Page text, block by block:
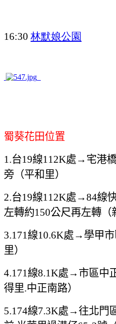
16:30 林默娘公園
蜀葵花田位置
1.台19線112K處→宅港
旁（平和里）
2.台19線112K處→84線
左轉約150公尺再左轉（
3.171線10.6K處→學甲市
里）
4.171線8.1K處→市區中
得里.中正南路）
5.174線7.3K處→往北門